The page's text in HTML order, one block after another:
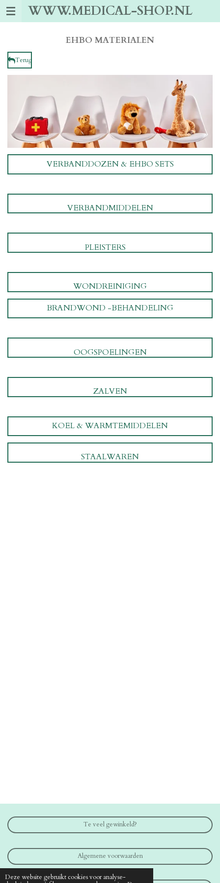
Deze website gebruikt cookies voor analyse-
Ga
WWW.MEDICAL-SHOP.NL
EHBO MATERIALEN
Terug
VERBANDDOZEN & EHBO SETS
VERBANDMIDDELEN
PLEISTERS
WONDREINIGING
BRANDWOND -BEHANDELING
OOGSPOELINGEN
ZALVEN
KOEL & WARMTEMIDDELEN
STAALWAREN
Te veel gewinkeld?
Algemene voorwaarden